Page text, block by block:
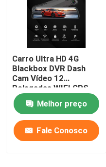
Carro Ultra HD 4G
Blackbox DVR Dash
Cam Vídeo 12
Polegadas WIFI GPS
Track Sony IMX335
Melhor preço
Fale Conosco